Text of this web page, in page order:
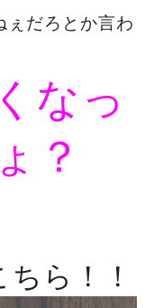
ぇだろとか言わ
なっ
？
ら！！